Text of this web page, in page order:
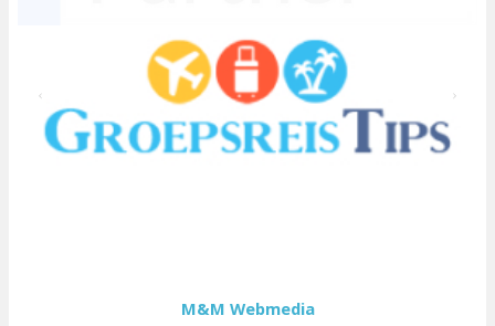
M&M Webmedia